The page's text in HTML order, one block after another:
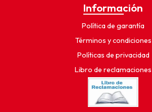
Información
Política de garantía
Términos y condiciones
Políticas de privacidad
Libro de reclamaciones